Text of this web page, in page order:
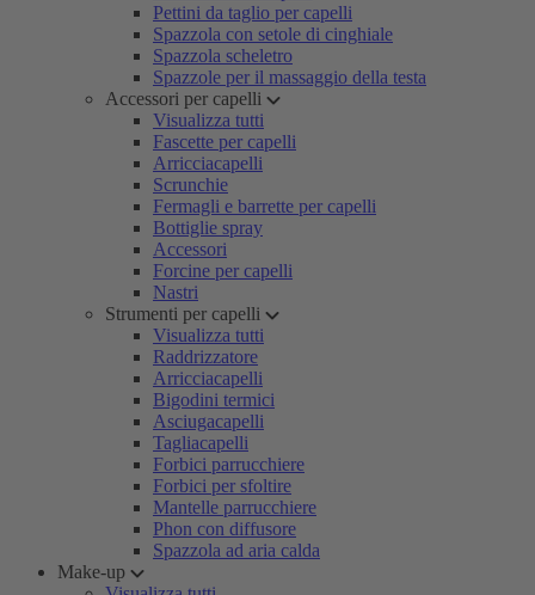
Pettini da taglio per capelli
Spazzola con setole di cinghiale
Spazzola scheletro
Spazzole per il massaggio della testa
Accessori per capelli
Visualizza tutti
Fascette per capelli
Arricciacapelli
Scrunchie
Fermagli e barrette per capelli
Bottiglie spray
Accessori
Forcine per capelli
Nastri
Strumenti per capelli
Visualizza tutti
Raddrizzatore
Arricciacapelli
Bigodini termici
Asciugacapelli
Tagliacapelli
Forbici parrucchiere
Forbici per sfoltire
Mantelle parrucchiere
Phon con diffusore
Spazzola ad aria calda
Make-up